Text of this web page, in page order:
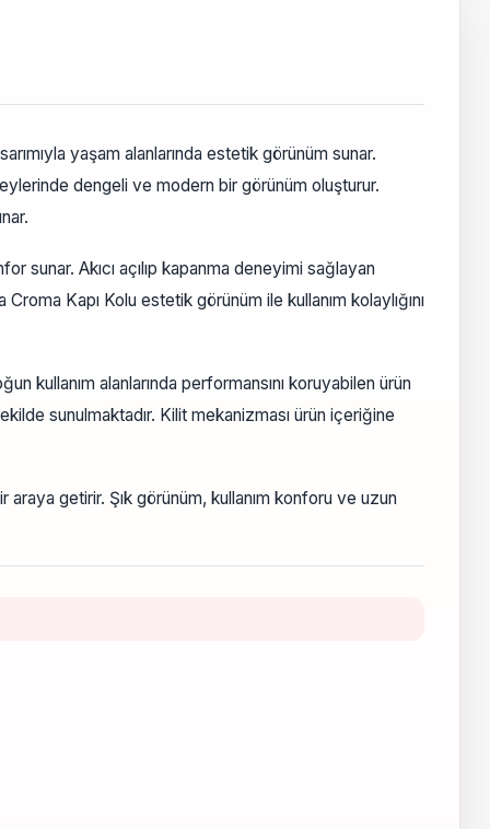
yaşam alanlarında estetik görünüm sunar.
dengeli ve modern bir görünüm oluşturur.
sunar. Akıcı açılıp kapanma deneyimi sağlayan
Kapı Kolu estetik görünüm ile kullanım kolaylığını
kullanım alanlarında performansını koruyabilen ürün
sunulmaktadır. Kilit mekanizması ürün içeriğine
araya getirir. Şık görünüm, kullanım konforu ve uzun